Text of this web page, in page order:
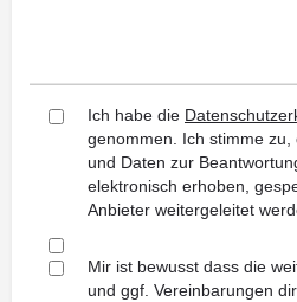
Ich habe die
genommen. Ich stimme zu,
und Daten zur
elektronisch erhoben,
Anbieter weitergeleitet
Mir ist bewusst dass die
und ggf. Vereinbarungen